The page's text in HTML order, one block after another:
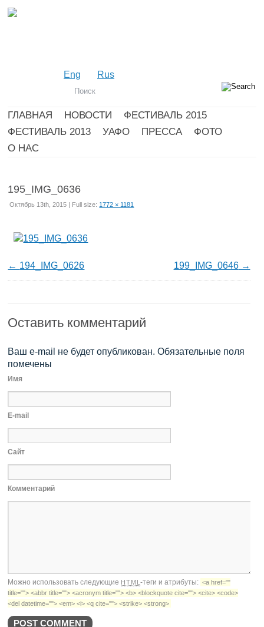
Eng Rus
ГЛАВНАЯ НОВОСТИ
ФЕСТИВАЛЬ 2015
ФЕСТИВАЛЬ 2013
УАФО ПРЕССА
ФОТО
О НАС
195_IMG_0636
Октябрь 13th, 2015 | Full size: 1772 × 1181
194_IMG_0626 199_IMG_0646
Оставить комментарий
Ваш e-mail не будет опубликован. Обязательные поля
помечены
Имя
E-mail
Сайт
Комментарий
Можно использовать следующие HTML-теги и атрибуты: <a href=""
title=""> <abbr title=""> <acronym title=""> <b> <blockquote cite=""> <cite> <code>
<del datetime=""> <em> <i> <q cite=""> <strike> <strong>